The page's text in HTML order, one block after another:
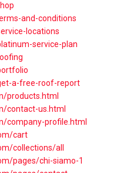
and-conditions
locations
service-plan
a-free-roof-report
products.html
contact-us.html
company-profile.html
cart
collections/all
pages/chi-siamo-1